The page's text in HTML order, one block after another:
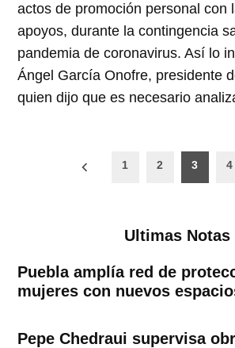
actos de promoción personal con
apoyos, durante la contingencia
pandemia de coronavirus. Así lo
Ángel García Onofre, presidente
quien dijo que es necesario
Paginación
1 2 3 4
Ultimas Notas
Puebla amplía red de
mujeres con nuevos
Pepe Chedraui supervisa